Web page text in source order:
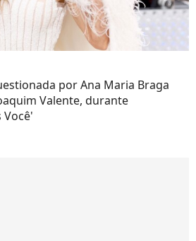
por Ana Maria Braga
Valente, durante